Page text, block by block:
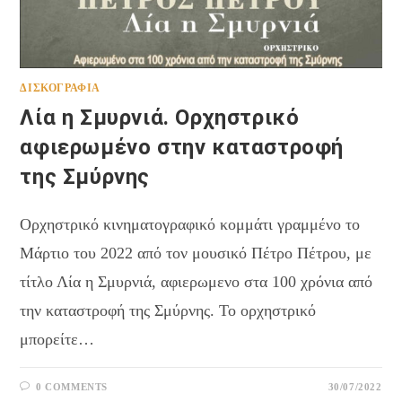
ΔΙΣΚΟΓΡΑΦΊΑ
Λία η Σμυρνιά. Ορχηστρικό
αφιερωμένο στην καταστροφή
της Σμύρνης
Ορχηστρικό κινηματογραφικό κομμάτι γραμμένο το
Μάρτιο του 2022 από τον μουσικό Πέτρο Πέτρου, με
τίτλο Λία η Σμυρνιά, αφιερωμενο στα 100 χρόνια από
την καταστροφή της Σμύρνης. Το ορχηστρικό
μπορείτε…
0 COMMENTS 30/07/2022